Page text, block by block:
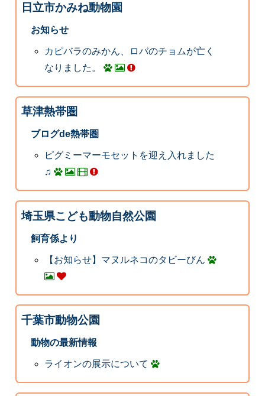
日立市かみね動物園
お知らせ
カピバラのみかん、ロバのチョムが亡く
なりました。
草津熱帯圏
ブログde熱帯圏
ピグミーマーモセットを迎え入れました
♫
埼玉県こども動物自然公園
飼育係より
【お知らせ】マヌルネコのタビーびん
千葉市動物公園
動物の最新情報
ライオンの展示について